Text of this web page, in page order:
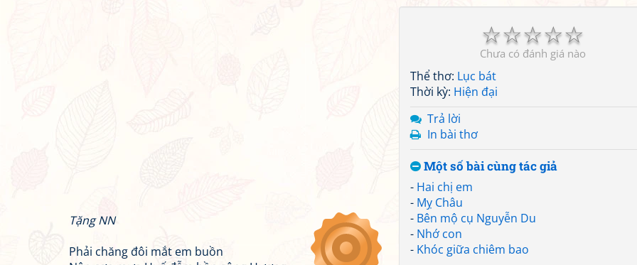
☆
☆
☆
☆
☆
Chưa có đánh giá nào
Thể thơ: Lục bát
Thời kỳ: Hiện đại
Trả lời
In bài thơ
Một số bài cùng tác giả
- Hai chị em
- Mỵ Châu
- Bên mộ cụ Nguyễn Du
- Nhớ con
- Khóc giữa chiêm bao
Tặng NN
Phải chăng đôi mắt em buồn